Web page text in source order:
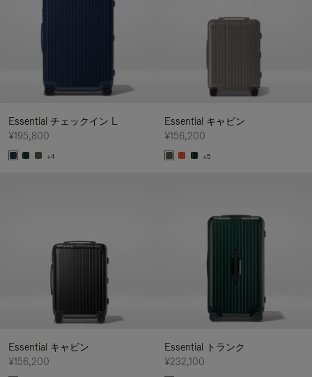
Essential チェックイン L
¥195,800
+4
Essential キャビン
¥156,200
+5
Essential キャビン
¥156,200
Essential トランク
¥232,100